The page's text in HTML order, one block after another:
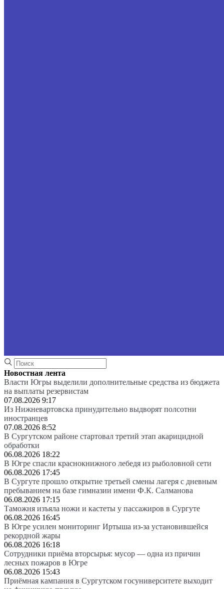
Новостная лента
Власти Югры выделили дополнительные средства из бюджета
на выплаты резервистам
07.08.2026 9:17
Из Нижневартовска принудительно выдворят полсотни
иностранцев
07.08.2026 8:52
В Сургутском районе стартовал третий этап акарицидной
обработки
06.08.2026 18:22
В Югре спасли краснокнижного лебедя из рыболовной сети
06.08.2026 17:45
В Сургуте прошло открытие третьей смены лагеря с дневным
пребыванием на базе гимназии имени Ф.К. Салманова
06.08.2026 17:15
Таможня изъяла ножи и кастеты у пассажиров в Сургуте
06.08.2026 16:45
В Югре усилен мониторинг Иртыша из-за установившейся
рекордной жары
06.08.2026 16:18
Сотрудники приёма вторсырья: мусор — одна из причин
лесных пожаров в Югре
06.08.2026 15:43
Приёмная кампания в Сургутском госуниверситете выходит